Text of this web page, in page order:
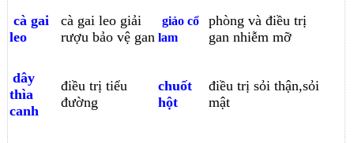
cà gai
leo
cà gai leo giải
rượu bảo vệ gan
giảo cổ
lam
phòng và điều trị
gan nhiễm mỡ
dây
thìa
canh
điều trị tiểu
đường
chuốt
hột
điều trị sỏi thận,sỏi
mật